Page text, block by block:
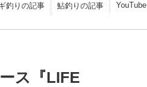
釣りの記事 鮎釣りの記事 YouTube
ス『LIFE